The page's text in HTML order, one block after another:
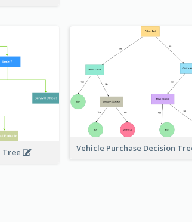
Tree Vehicle Purchase Decision